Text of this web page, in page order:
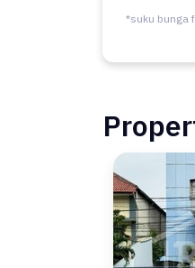
*suku bunga